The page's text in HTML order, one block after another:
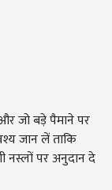
जो बड़े पैमाने पर
जान लें ताकि
नस्लों पर अनुदान दे